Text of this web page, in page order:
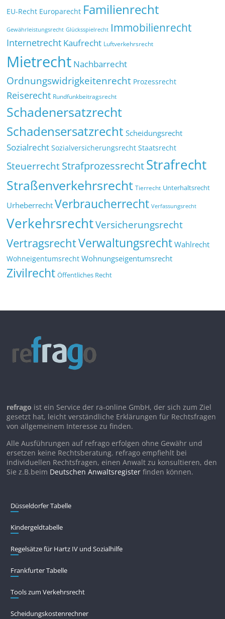
EU-Recht Europarecht Familienrecht
Gewährleistungsrecht Glücksspielrecht Immobilienrecht
Internetrecht Kaufrecht Luftverkehrsrecht
Mietrecht Nachbarrecht
Ordnungswidrigkeitenrecht Prozessrecht
Reiserecht Rundfunkbeitragsrecht
Schadenersatzrecht
Schadensersatzrecht Scheidungsrecht
Sozialrecht Sozialversicherungsrecht Staatsrecht
SteuerrechtStrafprozessrechtStrafrecht
Straßenverkehrsrecht Tierrecht Unterhaltsrecht
Urheberrecht Verbraucherrecht Verfassungsrecht
VerkehrsrechtVersicherungsrecht
VertragsrechtVerwaltungsrecht Wahlrecht
Wohneigentumsrecht Wohnungseigentumsrecht
Zivilrecht Öffentliches Recht
refrago ist ein Service der ra-online GmbH, der sich zum Ziel
gesetzt hat, leicht verständliche Erklärungen für Rechtsfragen
von allgemeinem Interesse zu finden.
Alle Ausführungen auf refrago erfolgen ohne Gewähr und
ersetzen keine Rechtsberatung. refrago empfiehlt bei
individuellen Rechtsfragen, einen Anwalt zu konsultieren, den
Sie z.B.beim Deutschen Anwaltsregister finden können.
Düsseldorfer Tabelle
Kindergeldtabelle
Regelsätze für Hartz IV und Sozialhilfe
Frankfurter Tabelle
Tools zum Verkehrsrecht
Scheidungskostenrechner